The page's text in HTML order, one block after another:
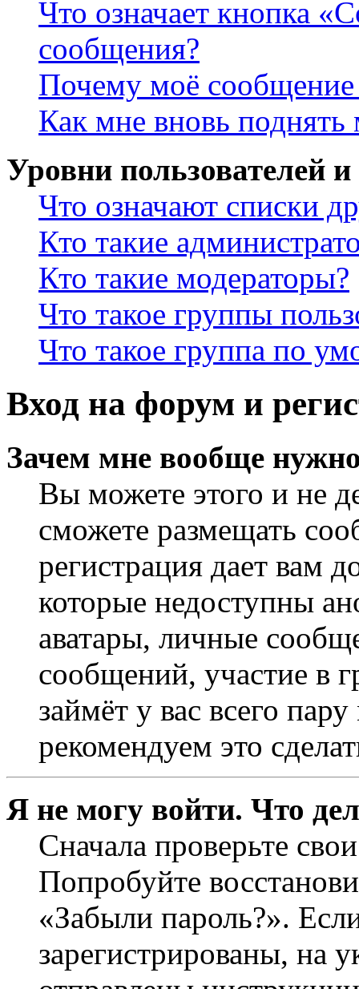
Что означает кнопка
сообщения?
Почему моё сообщение
Как мне вновь
Уровни пользователей
Что означают списки
Кто такие
Кто такие модераторы?
Что такое группы
Что такое группа по
Вход на форум и
Зачем мне вообще
Вы можете этого и не
сможете размещать
регистрация дает вам
которые недоступны
аватары, личные
сообщений, участие в
займёт у вас всего
рекомендуем это
Я не могу войти. Что
Сначала проверьте
Попробуйте
«Забыли пароль?».
зарегистрированы, на